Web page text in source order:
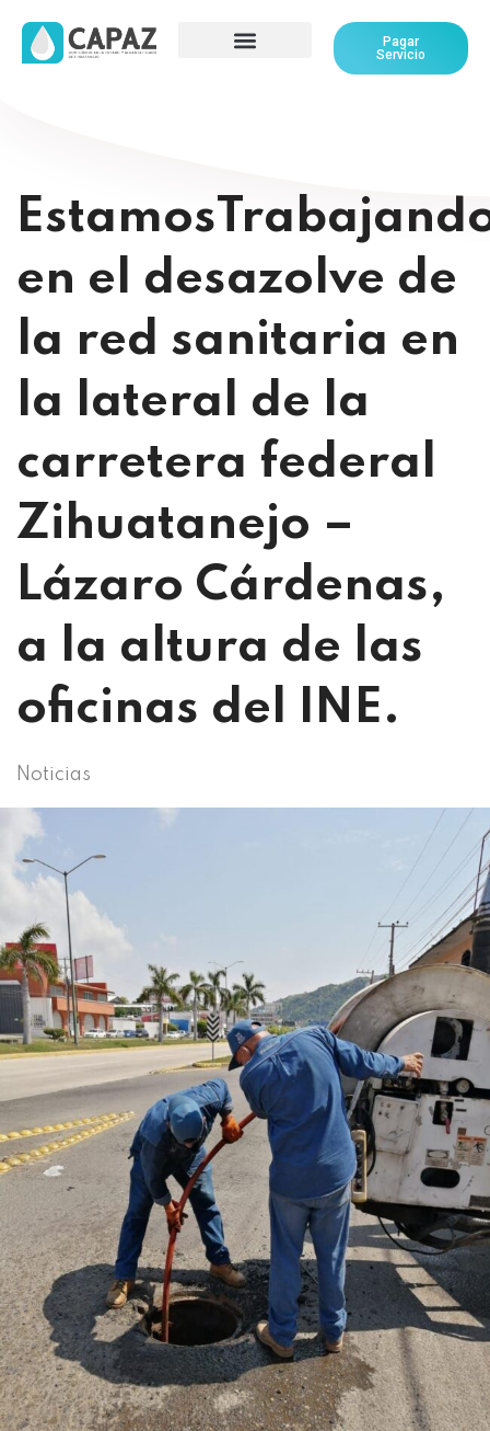
Pagar
Servicio
en el desazolve de
la red sanitaria en
la lateral de la
carretera federal
Zihuatanejo –
Lázaro Cárdenas,
a la altura de las
oficinas del INE.
Noticias